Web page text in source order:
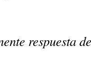
respuesta